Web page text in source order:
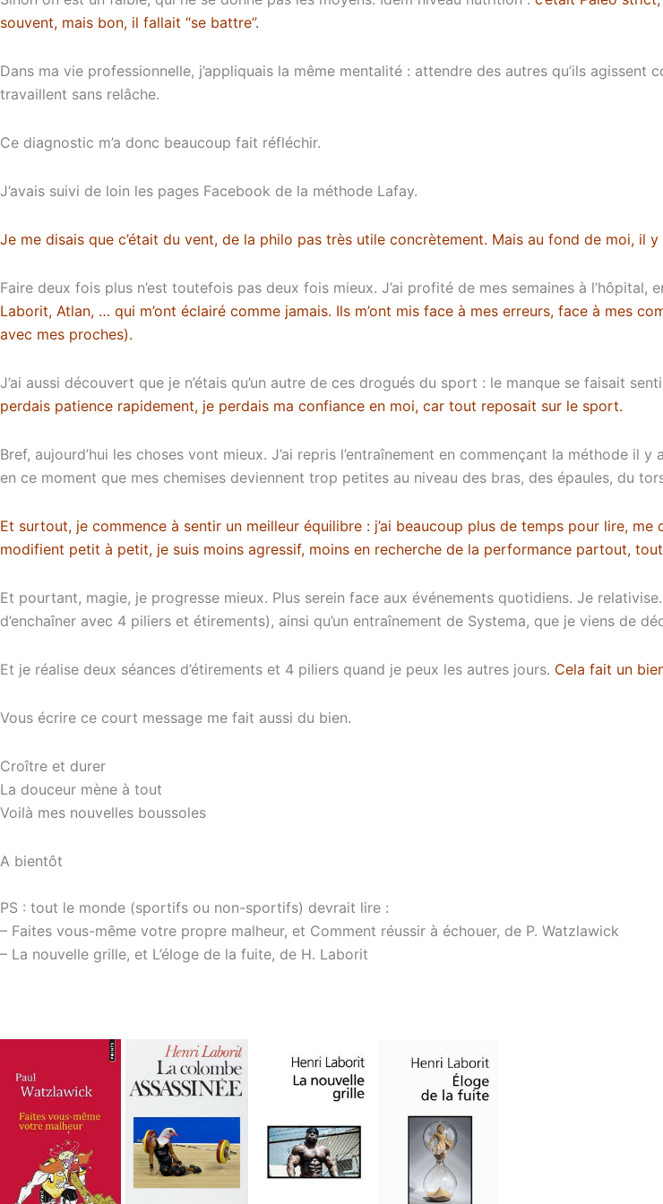
souvent, mais bon, il fallait “se battre”.
Dans ma vie professionnelle, j’appliquais la même mentalité : attendre des autres qu’ils agissent
travaillent sans relâche.
Ce diagnostic m’a donc beaucoup fait réfléchir.
J’avais suivi de loin les pages Facebook de la méthode Lafay.
Je me disais que c’était du vent, de la philo pas très utile concrètement. Mais au fond de moi, il
Faire deux fois plus n’est toutefois pas deux fois mieux. J’ai profité de mes semaines à
Laborit, Atlan, … qui m’ont éclairé comme jamais. Ils m’ont mis face à mes erreurs, face à mes
avec mes proches).
J’ai aussi découvert que je n’étais qu’un autre de ces drogués du sport : le manque se faisait
perdais patience rapidement, je perdais ma confiance en moi, car tout reposait sur le sport.
Bref, aujourd’hui les choses vont mieux. J’ai repris l’entraînement en commençant la méthode il
en ce moment que mes chemises deviennent trop petites au niveau des bras, des épaules, du
Et surtout, je commence à sentir un meilleur équilibre : j’ai beaucoup plus de temps pour lire,
modifient petit à petit, je suis moins agressif, moins en recherche de la performance partout,
Et pourtant, magie, je progresse mieux. Plus serein face aux événements quotidiens. Je
d’enchaîner avec 4 piliers et étirements), ainsi qu’un entraînement de Systema, que je viens de
Et je réalise deux séances d’étirements et 4 piliers quand je peux les autres jours. Cela fait un
Vous écrire ce court message me fait aussi du bien.
Croître et durer
La douceur mène à tout
Voilà mes nouvelles boussoles
A bientôt
PS : tout le monde (sportifs ou non-sportifs) devrait lire :
– Faites vous-même votre propre malheur, et Comment réussir à échouer, de P. Watzlawick
– La nouvelle grille, et L’éloge de la fuite, de H. Laborit